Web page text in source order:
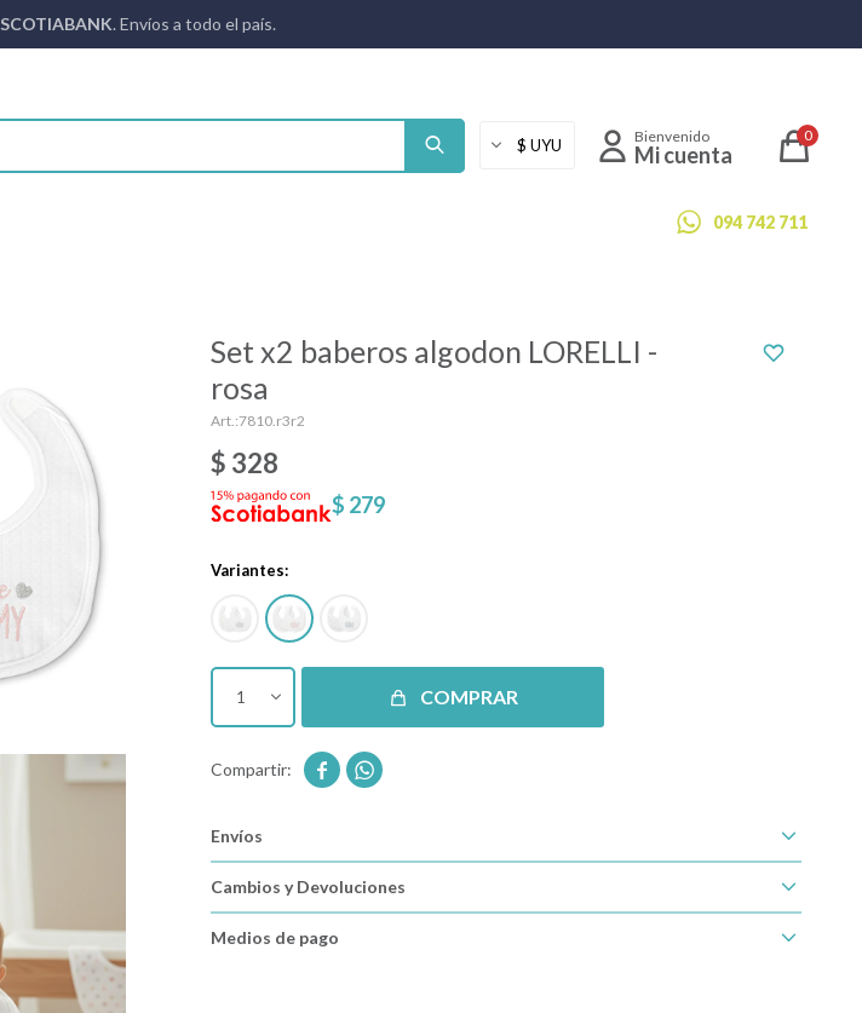
SCOTIABANK. Envíos a todo el país.
094 742 711
0
Set x2 baberos algodon LORELLI -
rosa
7810.r3r2
$ 328
$ 279
Variantes:
1 COMPRAR
 
Envíos
Cambios y Devoluciones
Medios de pago